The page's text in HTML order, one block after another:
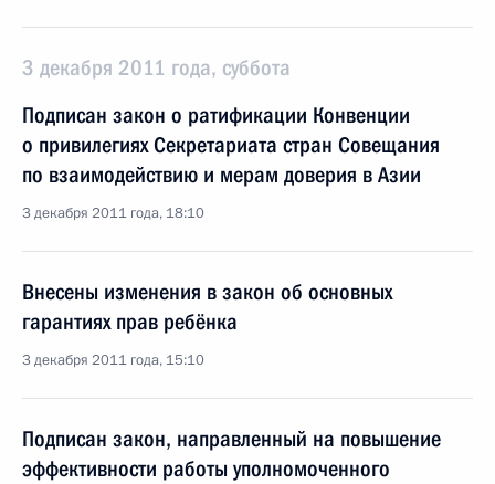
3 декабря 2011 года, суббота
Подписан закон о ратификации Конвенции
о привилегиях Секретариата стран Совещания
по взаимодействию и мерам доверия в Азии
3 декабря 2011 года, 18:10
Внесены изменения в закон об основных
гарантиях прав ребёнка
3 декабря 2011 года, 15:10
Подписан закон, направленный на повышение
эффективности работы уполномоченного